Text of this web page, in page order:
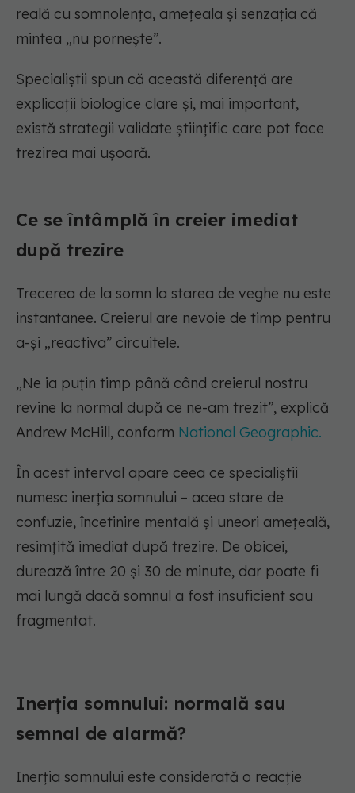
reală cu somnolența, amețeala și senzația că
mintea „nu pornește”.
Specialiștii spun că această diferență are
explicații biologice clare și, mai important,
există strategii validate științific care pot face
trezirea mai ușoară.
Ce se întâmplă în creier imediat
după trezire
Trecerea de la somn la starea de veghe nu este
instantanee. Creierul are nevoie de timp pentru
a-și „reactiva” circuitele.
„Ne ia puțin timp până când creierul nostru
revine la normal după ce ne-am trezit”, explică
Andrew McHill, conform National Geographic.
În acest interval apare ceea ce specialiștii
numesc inerția somnului – acea stare de
confuzie, încetinire mentală și uneori amețeală,
resimțită imediat după trezire. De obicei,
durează între 20 și 30 de minute, dar poate fi
mai lungă dacă somnul a fost insuficient sau
fragmentat.
Inerția somnului: normală sau
semnal de alarmă?
Inerția somnului este considerată o reacție